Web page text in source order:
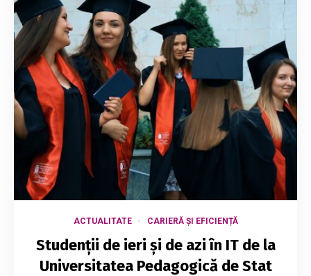
ACTUALITATE CARIERĂ ȘI EFICIENȚĂ
Studenții de ieri și de azi în IT de la
Universitatea Pedagogică de Stat